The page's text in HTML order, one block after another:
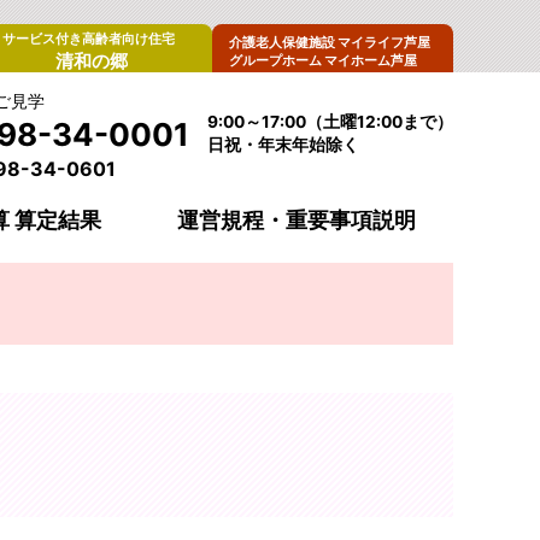
サービス付き高齢者向け住宅
清和の郷
介護老人保健施設 マイライフ芦屋
グループホーム マイホーム芦屋
見学
34-0001
34-0601
9:00～17:00（土曜12:00まで）
日祝・年末年始除く
算定結果 運営規程・重要事項説明